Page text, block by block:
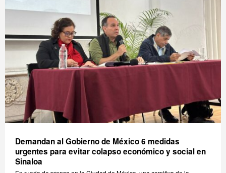
Demandan al Gobierno de México 6 medidas
urgentes para evitar colapso económico y social en
Sinaloa